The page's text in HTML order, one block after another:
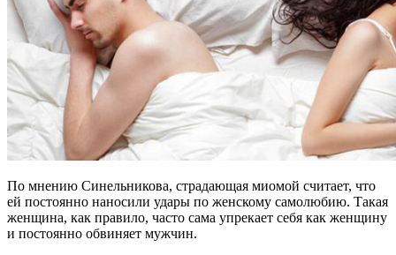
По мнению Синельникова, страдающая миомой считает, что
ей постоянно наносили удары по женскому самолюбию. Такая
женщина, как правило, часто сама упрекает себя как женщину
и постоянно обвиняет мужчин.